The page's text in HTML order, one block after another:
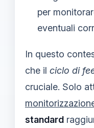
per
eventuali
In questo
che il ciclo di
cruciale. Solo
standard